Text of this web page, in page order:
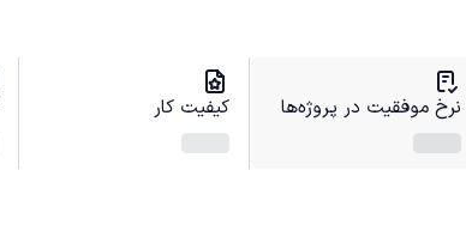
نرخ موفقیت در پروژه‌ها کیفیت کار